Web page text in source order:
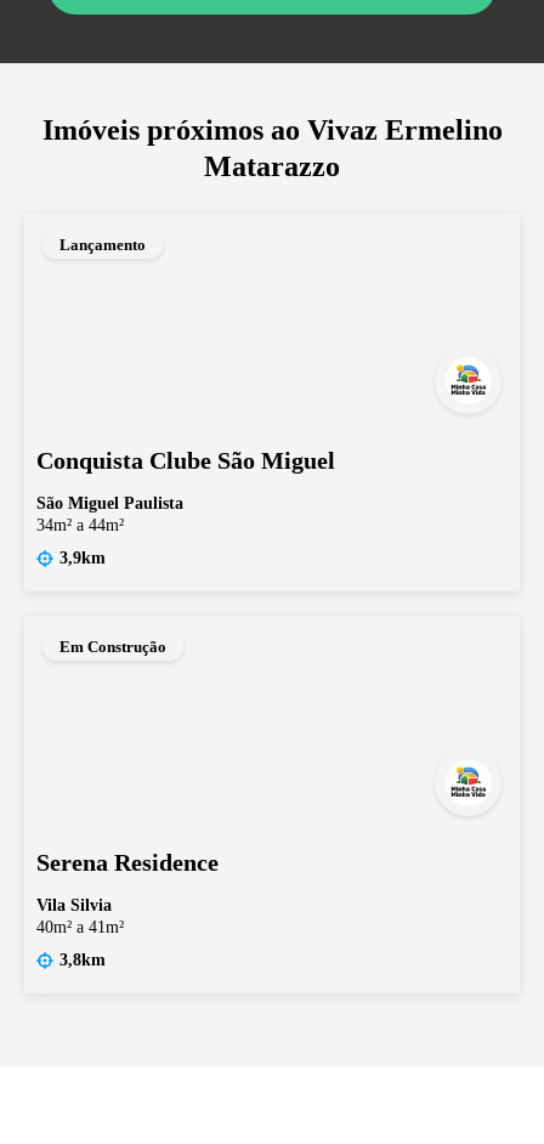
Imóveis próximos ao Vivaz Ermelino
Matarazzo
Lançamento
Conquista Clube São Miguel
São Miguel Paulista
34m² a 44m²
3,9km
Em Construção
Serena Residence
Vila Silvia
40m² a 41m²
3,8km